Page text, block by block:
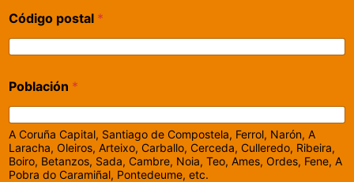
Código postal *
Población *
A Coruña Capital, Santiago de Compostela, Ferrol, Narón, A
Laracha, Oleiros, Arteixo, Carballo, Cerceda, Culleredo, Ribeira,
Boiro, Betanzos, Sada, Cambre, Noia, Teo, Ames, Ordes, Fene, A
Pobra do Caramiñal, Pontedeume, etc.